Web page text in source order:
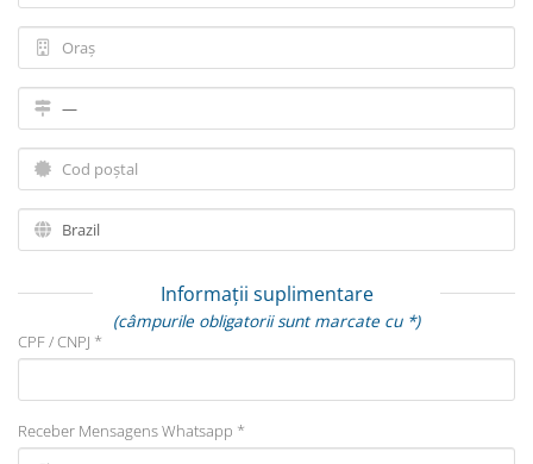
Informații suplimentare
(câmpurile obligatorii sunt marcate cu *)
CPF / CNPJ *
Receber Mensagens Whatsapp *